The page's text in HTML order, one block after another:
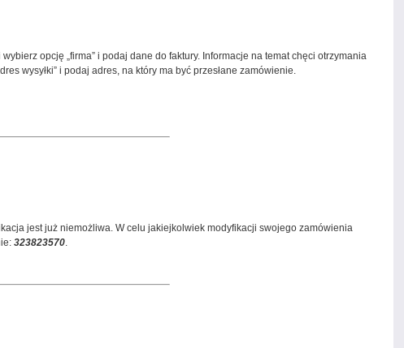
opcję „firma” i podaj dane do faktury. Informacje na temat chęci otrzymania
wysyłki” i podaj adres, na który ma być przesłane zamówienie.
jest już niemożliwa. W celu jakiejkolwiek modyfikacji swojego zamówienia
323823570.